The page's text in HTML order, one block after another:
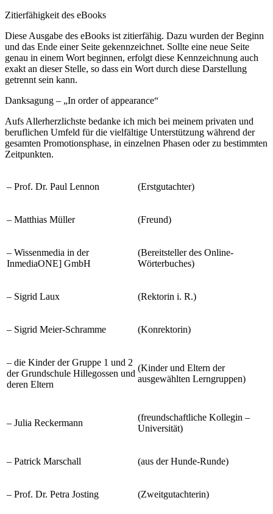
Zitierfähigkeit des eBooks
Diese Ausgabe des eBooks ist zitierfähig. Dazu wurden der Beginn
und das Ende einer Seite gekennzeichnet. Sollte eine neue Seite
genau in einem Wort beginnen, erfolgt diese Kennzeichnung auch
exakt an dieser Stelle, so dass ein Wort durch diese Darstellung
getrennt sein kann.
Danksagung – „In order of appearance“
Aufs Allerherzlichste bedanke ich mich bei meinem privaten und
beruflichen Umfeld für die vielfältige Unterstützung während der
gesamten Promotionsphase, in einzelnen Phasen oder zu bestimmten
Zeitpunkten.
– Prof. Dr. Paul Lennon (Erstgutachter)
– Matthias Müller (Freund)
– Wissenmedia in der
InmediaONE] GmbH
(Bereitsteller des Online-
Wörterbuches)
– Sigrid Laux (Rektorin i. R.)
– Sigrid Meier-Schramme (Konrektorin)
– die Kinder der Gruppe 1 und 2
der Grundschule Hillegossen und
deren Eltern
(Kinder und Eltern der
ausgewählten Lerngruppen)
– Julia Reckermann
(freundschaftliche Kollegin –
Universität)
– Patrick Marschall (aus der Hunde-Runde)
– Prof. Dr. Petra Josting (Zweitgutachterin)